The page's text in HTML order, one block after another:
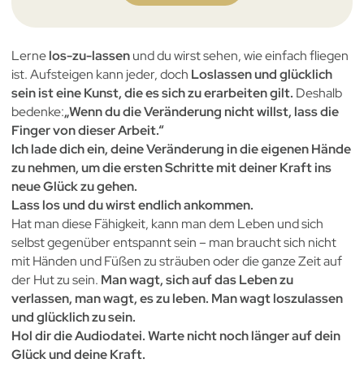
Lernelos-zu-lassenund du wirst sehen, wie einfach fliegen
ist. Aufsteigen kann jeder, doch Loslassen und glücklich
sein ist eine Kunst, die es sich zu erarbeiten gilt. Deshalb
bedenke:„Wenn du die Veränderung nicht willst, lass die
Finger von dieser Arbeit.“
Ich lade dich ein, deine Veränderung in die eigenen Hände
zu nehmen, um die ersten Schritte mit deiner Kraft ins
neue Glück zu gehen.
Lass los und du wirst endlich ankommen.
Hat man diese Fähigkeit, kann man dem Leben und sich
selbst gegenüber entspannt sein – man braucht sich nicht
mit Händen und Füßen zu sträuben oder die ganze Zeit auf
der Hut zu sein. Man wagt, sich auf das Leben zu
verlassen, man wagt, es zu leben. Man wagt loszulassen
und glücklich zu sein.
Hol dir die Audiodatei. Warte nicht noch länger auf dein
Glück und deine Kraft.